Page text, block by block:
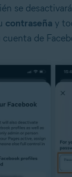
se
contraseña y
cuenta de